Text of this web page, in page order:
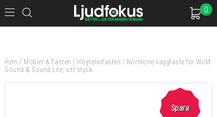
0
Hem / Möbler & Fästen / Högtalarfästen / Norstone väggfäste för WiiM
Sound & Sound Lite, vitt styck
Spara